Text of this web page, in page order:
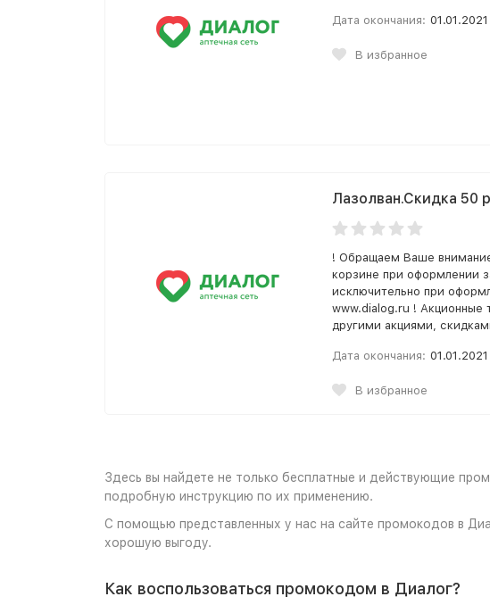
Дата окончания:
В избранное
Лазолван.Скидка 50
! Обращаем Ваше
корзине при оформлении
исключительно при
www.dialog.ru ! Акционные
другими акциями,
Дата окончания:
В избранное
Здесь вы найдете не только бесплатные и действующие
подробную инструкцию по их применению.
С помощью представленных у нас на сайте промокодов в
хорошую выгоду.
Как воспользоваться промокодом в Диалог?